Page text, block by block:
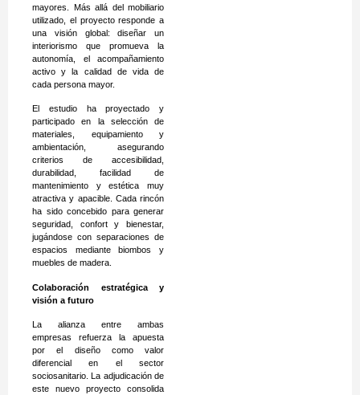
mayores. Más allá del mobiliario
utilizado, el proyecto responde a
una visión global: diseñar un
interiorismo que promueva la
autonomía, el acompañamiento
activo y la calidad de vida de
cada persona mayor.
El estudio ha proyectado y
participado en la selección de
materiales, equipamiento y
ambientación, asegurando
criterios de accesibilidad,
durabilidad, facilidad de
mantenimiento y estética muy
atractiva y apacible. Cada rincón
ha sido concebido para generar
seguridad, confort y bienestar,
jugándose con separaciones de
espacios mediante biombos y
muebles de madera.
Colaboración estratégica y
visión a futuro
La alianza entre ambas
empresas refuerza la apuesta
por el diseño como valor
diferencial en el sector
sociosanitario. La adjudicación de
este nuevo proyecto consolida